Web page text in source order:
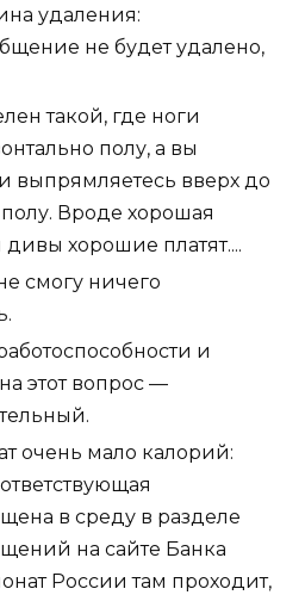
удаления:
не будет удалено,
такой, где ноги
полу, а вы
выпрямляетесь вверх до
Вроде хорошая
хорошие платят....
смогу ничего
и
этот вопрос —
очень мало калорий:
в среду в разделе
на сайте Банка
России там проходит,